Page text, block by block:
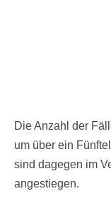
Die Anzahl der
um über ein
sind dagegen im
angestiegen.